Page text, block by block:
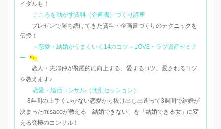
イダルも！
こころを動かす資料（企画書）づくり講座
プレゼンで勝ち続けてきた資料・企画書づくりのテクニックを
伝授！
～恋愛・結婚がうまくいく14のコツ～LOVE・ラブ資産セミナ
ー
恋人・夫婦仲が飛躍的に向上する、愛するコツ、愛されるコツ
を教えます♪
恋愛・婚活コンサル（個別セッション）
8年間の上手くいかない恋愛から抜け出し出逢って3週間で結婚が
決まったmisacoが教える「結婚できない」を「結婚できる女」に変
える究極のコンサル！